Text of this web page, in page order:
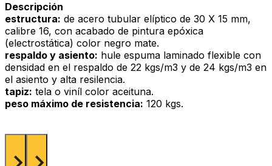
Descripción
estructura: de acero tubular elíptico de 30 X 15 mm,
calibre 16, con acabado de pintura epóxica
(electrostática) color negro mate.
respaldo y asiento: hule espuma laminado flexible con
densidad en el respaldo de 22 kgs/m3 y de 24 kgs/m3 en
el asiento y alta resilencia.
tapiz: tela o viníl color aceituna.
peso máximo de resistencia: 120 kgs.